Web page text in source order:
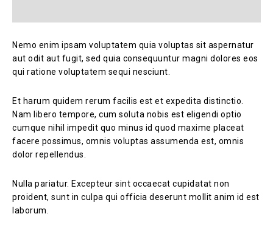
Nemo enim ipsam voluptatem quia voluptas sit aspernatur
aut odit aut fugit, sed quia consequuntur magni dolores eos
qui ratione voluptatem sequi nesciunt.
Et harum quidem rerum facilis est et expedita distinctio.
Nam libero tempore, cum soluta nobis est eligendi optio
cumque nihil impedit quo minus id quod maxime placeat
facere possimus, omnis voluptas assumenda est, omnis
dolor repellendus.
Nulla pariatur. Excepteur sint occaecat cupidatat non
proident, sunt in culpa qui officia deserunt mollit anim id est
laborum.